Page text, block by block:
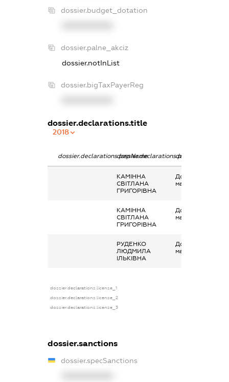
dossier.budget_dotation
dossier.palne_akciz
dossier.notInList
dossier.bigTaxPayerReg
dossier.declarations.title
2018
dossier.declarations.pepNamedossier.declarations.personName
КАМІННА
СВІТЛАНА
ГРИГОРІВНА
Дохід від
майна в оренду
КАМІННА
СВІТЛАНА
ГРИГОРІВНА
Дохід від
майна в оренду
РУДЕНКО
ЛЮДМИЛА
ІЛЬКІВНА
Дохід від
майна в оренду
dossier.declarations.license_1
dossier.declarations.license_2
dossier.declarations.license_3
dossier.sanctions
dossier.specSanctions